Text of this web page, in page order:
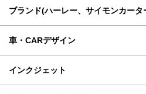
ブランド(ハーレー、サイモンカータ
車・CARデザイン
インクジェット